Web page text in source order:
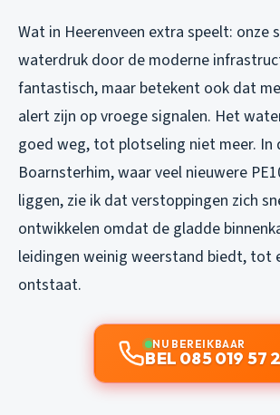
Wat in Heerenveen extra speelt: onze
waterdruk door de moderne
fantastisch, maar betekent ook dat
alert zijn op vroege signalen. Het
goed weg, tot plotseling niet meer. In
Boarnsterhim, waar veel nieuwere
liggen, zie ik dat verstoppingen zich
ontwikkelen omdat de gladde
leidingen weinig weerstand biedt, tot
ontstaat.
NU BEREIKBAAR
BEL 085 019 57